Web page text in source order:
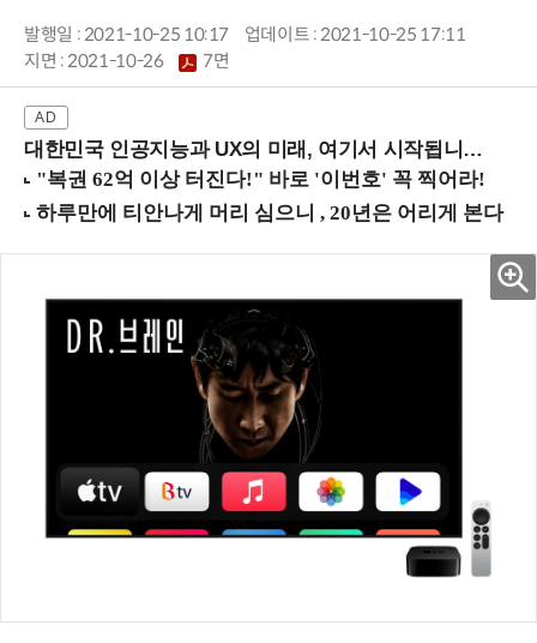
발행일 : 2021-10-25 10:17
업데이트 : 2021-10-25 17:11
지면 :2021-10-26 7면
대한민국 인공지능과 UX의 미래, 여기서 시작됩니다! (9/2 강남역)